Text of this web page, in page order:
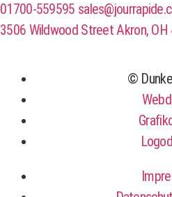
01700-559595
3506 Wildwood Street Akron, OH
©